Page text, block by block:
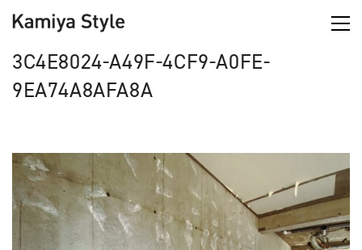
3C4E8024-A49F-4CF9-A0FE-
9EA74A8AFA8A